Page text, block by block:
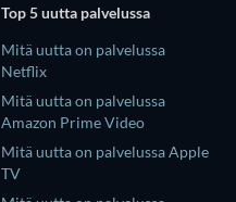
Top 5 uutta palvelussa
Mitä uutta on palvelussa
Netflix
Mitä uutta on palvelussa
Amazon Prime Video
Mitä uutta on palvelussa Apple
TV